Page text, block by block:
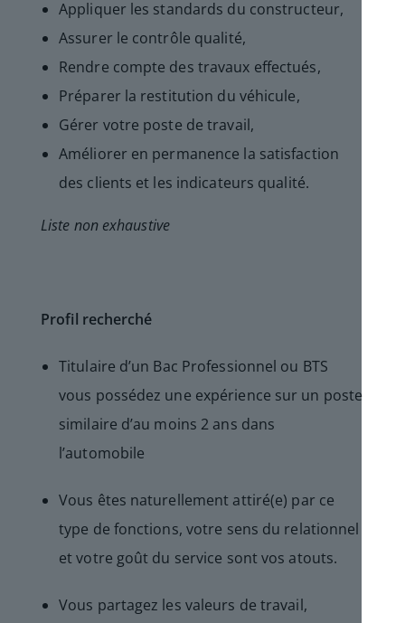
Appliquer les standards du constructeur,
Assurer le contrôle qualité,
Rendre compte des travaux effectués,
Préparer la restitution du véhicule,
Gérer votre poste de travail,
Améliorer en permanence la satisfaction
des clients et les indicateurs qualité.
Liste non exhaustive
Profil recherché
Titulaire d’un Bac Professionnel ou BTS
vous possédez une expérience sur un poste
similaire d’au moins 2 ans dans
l’automobile
Vous êtes naturellement attiré(e) par ce
type de fonctions, votre sens du relationnel
et votre goût du service sont vos atouts.
Vous partagez les valeurs de travail,